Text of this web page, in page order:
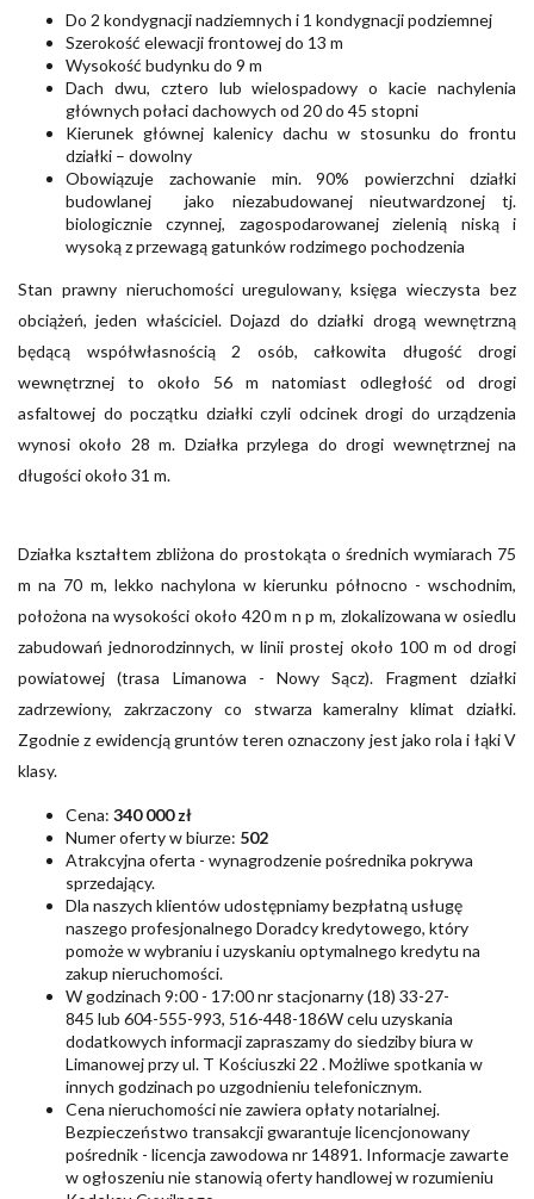
Do 2 kondygnacji nadziemnych i 1 kondygnacji podziemnej
Szerokość elewacji frontowej do 13 m
Wysokość budynku do 9 m
Dach dwu, cztero lub wielospadowy o kacie nachylenia
głównych połaci dachowych od 20 do 45 stopni
Kierunek głównej kalenicy dachu w stosunku do frontu
działki – dowolny
Obowiązuje zachowanie min. 90% powierzchni działki
budowlanej jako niezabudowanej nieutwardzonej tj.
biologicznie czynnej, zagospodarowanej zielenią niską i
wysoką z przewagą gatunków rodzimego pochodzenia
Stan prawny nieruchomości uregulowany, księga wieczysta bez
obciążeń, jeden właściciel. Dojazd do działki drogą wewnętrzną
będącą współwłasnością 2 osób, całkowita długość drogi
wewnętrznej to około 56 m natomiast odległość od drogi
asfaltowej do początku działki czyli odcinek drogi do urządzenia
wynosi około 28 m. Działka przylega do drogi wewnętrznej na
długości około 31 m.
Działka kształtem zbliżona do prostokąta o średnich wymiarach 75
m na 70 m, lekko nachylona w kierunku północno - wschodnim,
położona na wysokości około 420 m n p m, zlokalizowana w osiedlu
zabudowań jednorodzinnych, w linii prostej około 100 m od drogi
powiatowej (trasa Limanowa - Nowy Sącz). Fragment działki
zadrzewiony, zakrzaczony co stwarza kameralny klimat działki.
Zgodnie z ewidencją gruntów teren oznaczony jest jako rola i łąki V
klasy.
Cena: 340 000 zł
Numer oferty w biurze: 502
Atrakcyjna oferta - wynagrodzenie pośrednika pokrywa
sprzedający.
Dla naszych klientów udostępniamy bezpłatną usługę
naszego profesjonalnego Doradcy kredytowego, który
pomoże w wybraniu i uzyskaniu optymalnego kredytu na
zakup nieruchomości.
W godzinach 9:00 - 17:00 nr stacjonarny(18) 33-27-
845 lub 604-555-993, 516-448-186Wcelu uzyskania
dodatkowych informacji zapraszamy do siedziby biura w
Limanowej przy ul. T Kościuszki 22 . Możliwe spotkania w
innych godzinach po uzgodnieniu telefonicznym.
Cena nieruchomości nie zawiera opłaty notarialnej.
Bezpieczeństwo transakcji gwarantuje licencjonowany
pośrednik - licencja zawodowa nr 14891. Informacje zawarte
w ogłoszeniu nie stanowią oferty handlowej w rozumieniu